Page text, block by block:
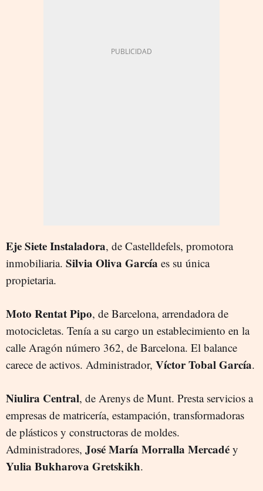
Eje Siete Instaladora, de Castelldefels, promotora
inmobiliaria. Silvia Oliva García es su única
propietaria.
Moto Rentat Pipo, de Barcelona, arrendadora de
motocicletas. Tenía a su cargo un establecimiento en la
calle Aragón número 362, de Barcelona. El balance
carece de activos. Administrador, Víctor Tobal García.
Niulira Central, de Arenys de Munt. Presta servicios a
empresas de matricería, estampación, transformadoras
de plásticos y constructoras de moldes.
Administradores, José María Morralla Mercadé y
Yulia Bukharova Gretskikh.